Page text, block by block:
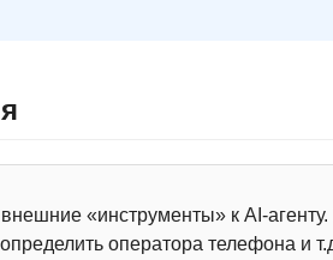
«инструменты» к AI-агенту.
оператора телефона и